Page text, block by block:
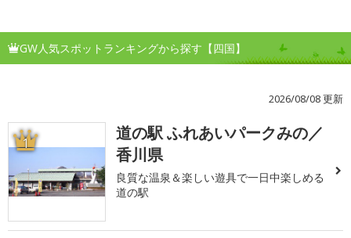
GW人気スポットランキングから探す【四国】
2026/08/08 更新
1
道の駅 ふれあいパークみの／
香川県
良質な温泉＆楽しい遊具で一日中楽しめる
道の駅